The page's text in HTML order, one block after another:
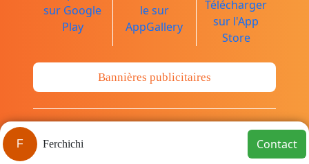
F Ferchichi Contact
Bannières publicitaires
© Copyright 2014-2026 Cava.tn Limited Tous